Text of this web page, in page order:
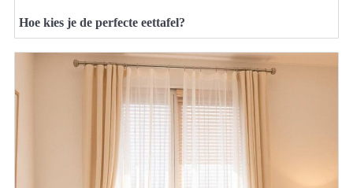
Hoe kies je de perfecte eettafel?